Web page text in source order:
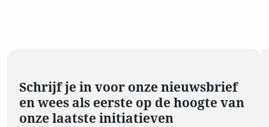
Schrijf je in voor onze nieuwsbrief
en wees als eerste op de hoogte van
onze laatste initiatieven